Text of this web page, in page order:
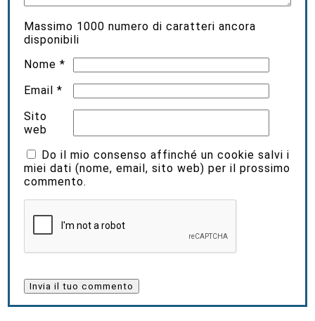
Massimo 1000 numero di caratteri ancora
disponibili
Nome*
Email*
Sito
web
Do il mio consenso affinché un cookie salvi i
miei dati (nome, email, sito web) per il prossimo
commento.